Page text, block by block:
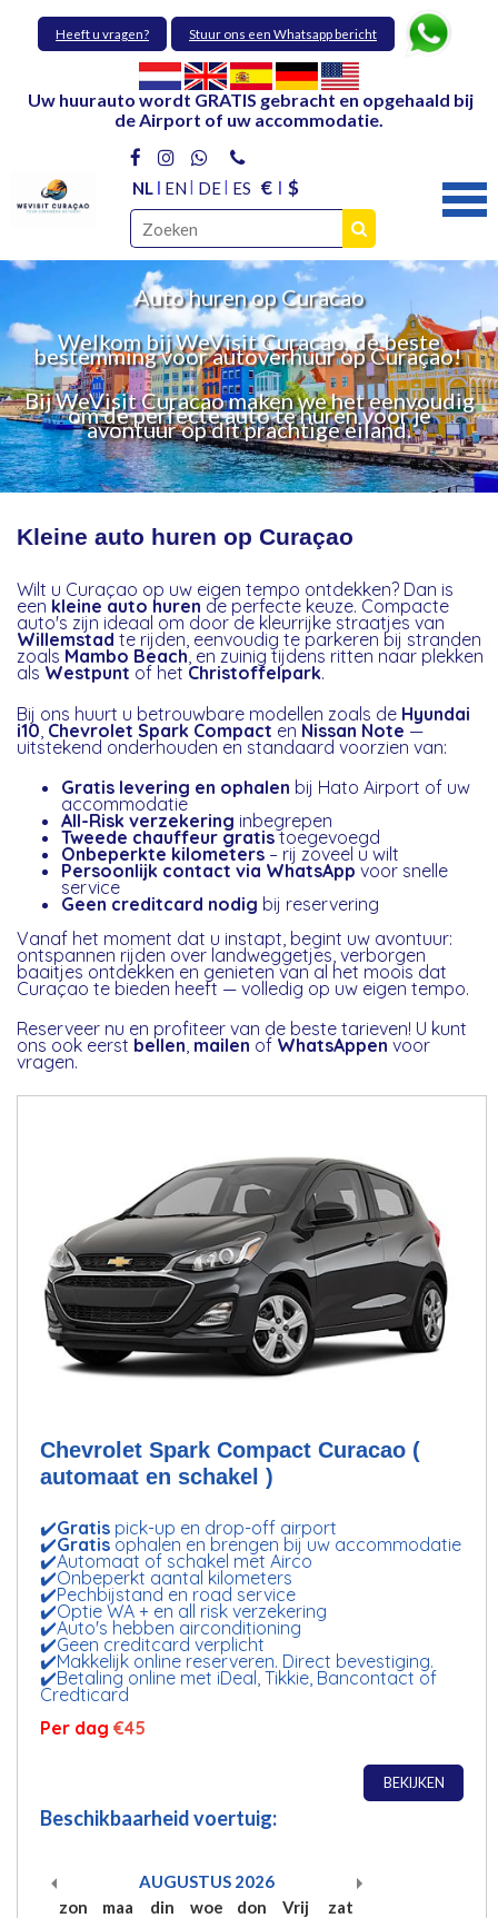
Heeft u vragen? Stuur ons een Whatsapp bericht
Uw huurauto wordt GRATIS gebracht en opgehaald bij
de Airport of uw accommodatie.
NL EN DE ES € $
Auto huren op Curacao
Welkom bij WeVisit Curacao, de beste
bestemming voor autoverhuur op Curaçao!
Bij WeVisit Curacao maken we het eenvoudig
om de perfecte auto te huren voor je
avontuur op dit prachtige eiland.
Kleine auto huren op Curaçao
Wilt u Curaçao op uw eigen tempo ontdekken? Dan is
een kleine auto huren de perfecte keuze. Compacte
auto's zijn ideaal om door de kleurrijke straatjes van
Willemstad te rijden, eenvoudig te parkeren bij stranden
zoals Mambo Beach, en zuinig tijdens ritten naar plekken
als Westpunt of het Christoffelpark.
Bij ons huurt u betrouwbare modellen zoals de Hyundai
i10 Chevrolet Spark Compact en Nissan Note —
uitstekend onderhouden en standaard voorzien van:
Gratis levering en ophalen bij Hato Airport of uw
accommodatie
All-Risk verzekering inbegrepen
Tweede chauffeur gratistoegevoegd
Onbeperkte kilometers – rij zoveel u wilt
Persoonlijk contact via WhatsApp voor snelle
service
Geen creditcard nodig bij reservering
Vanaf het moment dat u instapt, begint uw avontuur:
ontspannen rijden over landweggetjes, verborgen
baaitjes ontdekken en genieten van al het moois dat
Curaçao te bieden heeft — volledig op uw eigen tempo.
Reserveer nu en profiteer van de beste tarieven! U kunt
ons ook eerst bellen, mailen of WhatsAppen voor
vragen.
Chevrolet Spark Compact Curacao (
automaat en schakel )
✔️Gratis pick-up en drop-off airport
✔️Gratis ophalen en brengen bij uw accommodatie
✔️Automaat of schakel met Airco
✔️Onbeperkt aantal kilometers
✔️Pechbijstand en road service
✔️Optie WA + en all risk verzekering
✔️Auto's hebben airconditioning
✔️Geen creditcard verplicht
✔️Makkelijk online reserveren. Direct bevestiging.
✔️Betaling online met iDeal, Tikkie, Bancontact of
Credticard
Per dag€45
BEKIJKEN
Beschikbaarheid voertuig:
AUGUSTUS 2026
zon
maa din woe don Vrij
zat